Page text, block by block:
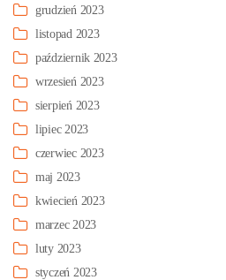
grudzień 2023
listopad 2023
październik 2023
wrzesień 2023
sierpień 2023
lipiec 2023
czerwiec 2023
maj 2023
kwiecień 2023
marzec 2023
luty 2023
styczeń 2023